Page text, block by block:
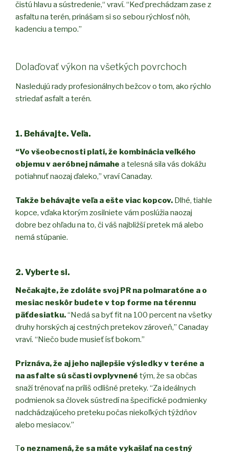
čistú hlavu a sústredenie,“ vraví. “Keď prechádzam zase z
asfaltu na terén, prinášam si so sebou rýchlosť nôh,
kadenciu a tempo.”
Dolaďovať výkon na všetkých povrchoch
Nasledujú rady profesionálnych bežcov o tom, ako rýchlo
striedať asfalt a terén.
1. Behávajte. Veľa.
“Vo všeobecnosti platí, že kombinácia veľkého
objemu v aeróbnej námahe a telesná sila vás dokážu
potiahnuť naozaj ďaleko,” vraví Canaday.
Takže behávajte veľa a ešte viac kopcov. Dlhé, tiahle
kopce, vďaka ktorým zosilniete vám poslúžia naozaj
dobre bez ohľadu na to, či váš najbližší pretek má alebo
nemá stúpanie.
2. Vyberte si.
Nečakajte, že zdoláte svoj PR na polmaratóne a o
mesiac neskôr budete v top forme na térennu
päťdesiatku.“Nedá sa byť fit na 100 percent na všetky
druhy horských aj cestných pretekov zároveň,” Canaday
vraví. “Niečo bude musieť ísť bokom.”
Priznáva, že aj jeho najlepšie výsledky v teréne a
na asfalte sú sčasti ovplyvnené tým, že sa občas
snaží trénovať na príliš odlišné preteky. “Za ideálnych
podmienok sa človek sústredí na špecifické podmienky
nadchádzajúceho preteku počas niekoľkých týždňov
alebo mesiacov.”
To neznamená, že sa máte vykašlať na cestný